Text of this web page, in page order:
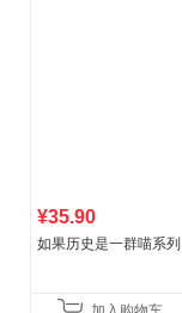
¥35.90
如果历史是一群喵系列